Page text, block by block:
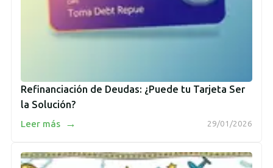
Refinanciación de Deudas: ¿Puede tu Tarjeta Ser
la Solución?
29/01/2026
Leer más →